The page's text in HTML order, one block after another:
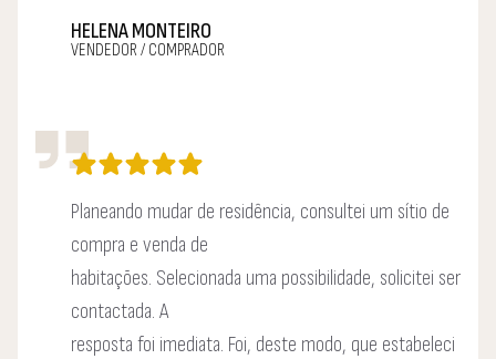
HELENA MONTEIRO
VENDEDOR / COMPRADOR
Planeando mudar de residência, consultei um sítio de
compra e venda de
habitações. Selecionada uma possibilidade, solicitei ser
contactada. A
resposta foi imediata. Foi, deste modo, que estabeleci